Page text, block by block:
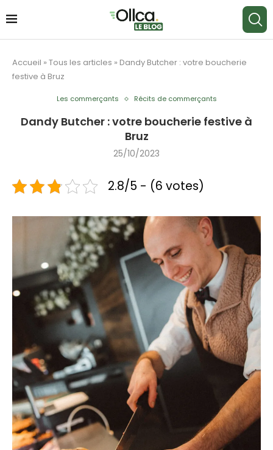
Accueil » Tous les articles » Dandy Butcher : votre boucherie
festive à Bruz
Les commerçants Récits de commerçants
Dandy Butcher : votre boucherie festive à
Bruz
25/10/2023
2.8/5 - (6 votes)